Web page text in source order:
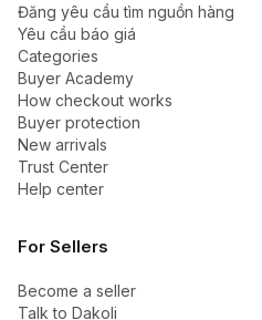
Đăng yêu cầu tìm nguồn hàng
Yêu cầu báo giá
Categories
Buyer Academy
How checkout works
Buyer protection
New arrivals
Trust Center
Help center
For Sellers
Become a seller
Talk to Dakoli